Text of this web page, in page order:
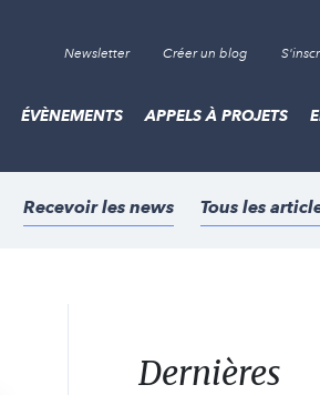
Newsletter Créer un blog
ÉVÈNEMENTS APPELS À PROJETS
Recevoir les news Tous les
Dernières